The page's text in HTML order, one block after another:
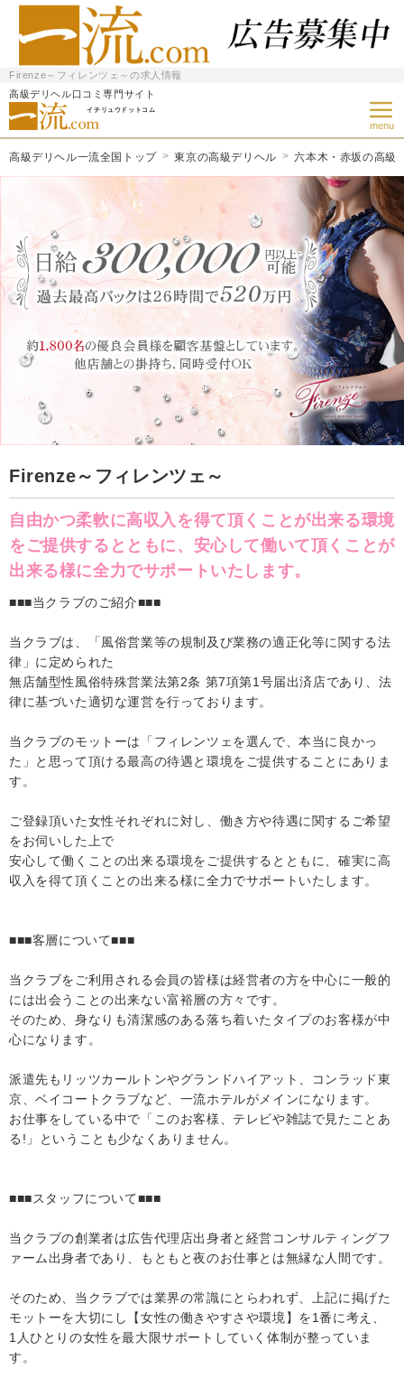
Firenze～フィレンツェ～の求人情報
高級デリヘル口コミ専門サイト
イチリュウドットコム
menu
高級デリヘル一流全国トップ 東京の高級デリヘル 六本木・赤坂の高級
Firenze～フィレンツェ～
自由かつ柔軟に高収入を得て頂くことが出来る環境
をご提供するとともに、安心して働いて頂くことが
出来る様に全力でサポートいたします。
■■■当クラブのご紹介■■■
当クラブは、「風俗営業等の規制及び業務の適正化等に関する法
律」に定められた
無店舗型性風俗特殊営業法第2条 第7項第1号届出済店であり、法
律に基づいた適切な運営を行っております。
当クラブのモットーは「フィレンツェを選んで、本当に良かっ
た」と思って頂ける最高の待遇と環境をご提供することにありま
す。
ご登録頂いた女性それぞれに対し、働き方や待遇に関するご希望
をお伺いした上で
安心して働くことの出来る環境をご提供するとともに、確実に高
収入を得て頂くことの出来る様に全力でサポートいたします。
■■■客層について■■■
当クラブをご利用される会員の皆様は経営者の方を中心に一般的
には出会うことの出来ない富裕層の方々です。
そのため、身なりも清潔感のある落ち着いたタイプのお客様が中
心になります。
派遣先もリッツカールトンやグランドハイアット、コンラッド東
京、ベイコートクラブなど、一流ホテルがメインになります。
お仕事をしている中で「このお客様、テレビや雑誌で見たことあ
る!」ということも少なくありません。
■■■スタッフについて■■■
当クラブの創業者は広告代理店出身者と経営コンサルティングフ
ァーム出身者であり、もともと夜のお仕事とは無縁な人間です。
そのため、当クラブでは業界の常識にとらわれず、上記に掲げた
モットーを大切にし【女性の働きやすさや環境】を1番に考え、
1人ひとりの女性を最大限サポートしていく体制が整っていま
す。